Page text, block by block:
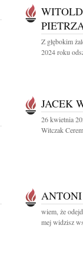
Z głębokim
2024 roku
JACEK
26 kwietnia
Witczak
wiem, że
mej widzisz